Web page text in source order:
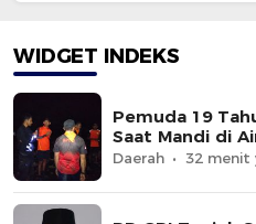
WIDGET INDEKS
Pemuda 19
Saat Mandi di
Daerah 32 menit